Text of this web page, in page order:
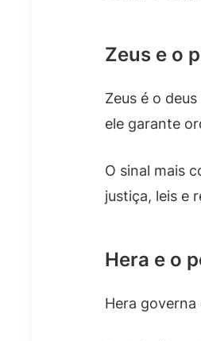
Zeus e o
Zeus é o
ele garante
O sinal mais
justiça, leis e
Hera e o
Hera governa